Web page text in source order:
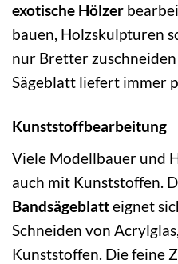
exotische Hölzer
bauen, Holzskulpturen
nur Bretter
Sägeblatt liefert immer
Kunststoffbearbeitung
Viele Modellbauer und
auch mit Kunststoffen.
Bandsägeblatteignet
Schneiden von
Kunststoffen. Die feine